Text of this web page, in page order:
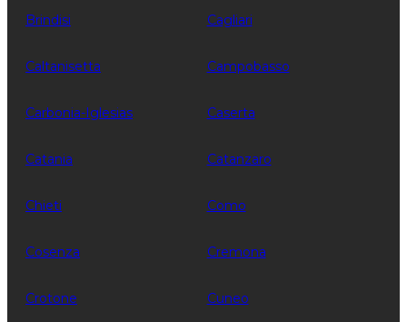
Brindisi Cagliari
Caltanisetta Campobasso
Carbonia-Iglesias Caserta
Catania Catanzaro
Chieti Como
Cosenza Cremona
Crotone Cuneo